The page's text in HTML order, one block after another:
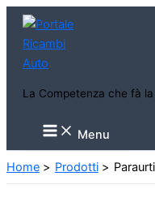
contenuto
La Competenza che fà
Main
Menu Menu
Home Prodotti